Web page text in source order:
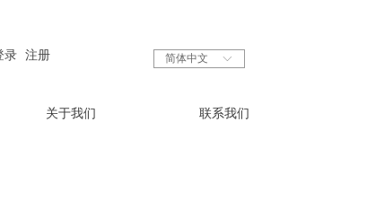
录 注册 ꀅ
简体中文
关于我们 联系我们